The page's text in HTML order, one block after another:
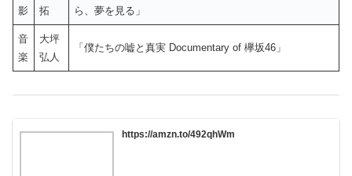
影
拓
ら、夢を見る」
音
楽
大坪
弘人
「僕たちの嘘と真実 Documentary of 欅坂46」
https://amzn.to/492qhWm